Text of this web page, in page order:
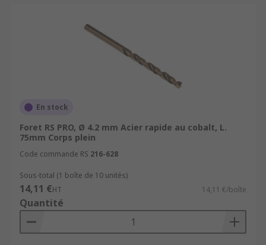
le foret long
le foret à centrage automatique
Quels matériaux peuvent-ils couper ?
Aluminium
Laiton
Fonte
Acier doux
Acier inoxydable
Plastique
En stock
Foret RS PRO, Ø 4.2 mm Acier rapide au cobalt, L.
75mm Corps plein
Code commande RS 216-628
Sous-total (1 boîte de 10 unités)
14,11 €HT 14,11 €/boîte
Quantité